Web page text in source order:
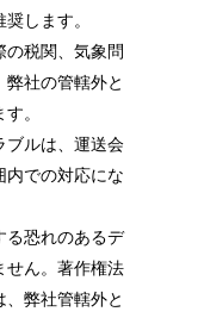
します。
の税関、気象問
社の管轄外と
。
ブルは、運送会
内での対応にな
る恐れのあるデ
せん。著作権法
弊社管轄外と